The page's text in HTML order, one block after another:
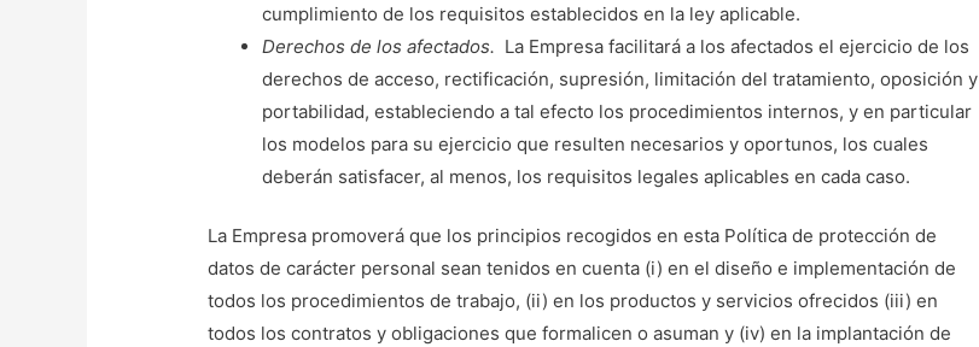
cumplimiento de los requisitos establecidos en la ley aplicable.
Derechos de los afectados. La Empresa facilitará a los afectados el ejercicio de los
derechos de acceso, rectificación, supresión, limitación del tratamiento, oposición y
portabilidad, estableciendo a tal efecto los procedimientos internos, y en particular
los modelos para su ejercicio que resulten necesarios y oportunos, los cuales
deberán satisfacer, al menos, los requisitos legales aplicables en cada caso.
La Empresa promoverá que los principios recogidos en esta Política de protección de
datos de carácter personal sean tenidos en cuenta (i) en el diseño e implementación de
todos los procedimientos de trabajo, (ii) en los productos y servicios ofrecidos (iii) en
todos los contratos y obligaciones que formalicen o asuman y (iv) en la implantación de